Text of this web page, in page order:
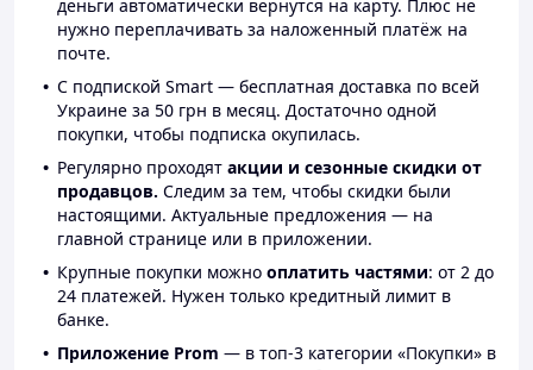
деньги автоматически вернутся на карту. Плюс не
нужно переплачивать за наложенный платёж на
почте.
С подпиской Smart — бесплатная доставка по всей
Украине за 50 грн в месяц. Достаточно одной
покупки, чтобы подписка окупилась.
Регулярно проходят акции и сезонные скидки от
продавцов. Следим за тем, чтобы скидки были
настоящими. Актуальные предложения — на
главной странице или в приложении.
Крупные покупки можно оплатить частями: от 2 до
24 платежей. Нужен только кредитный лимит в
банке.
Приложение Prom — в топ-3 категории «Покупки» в